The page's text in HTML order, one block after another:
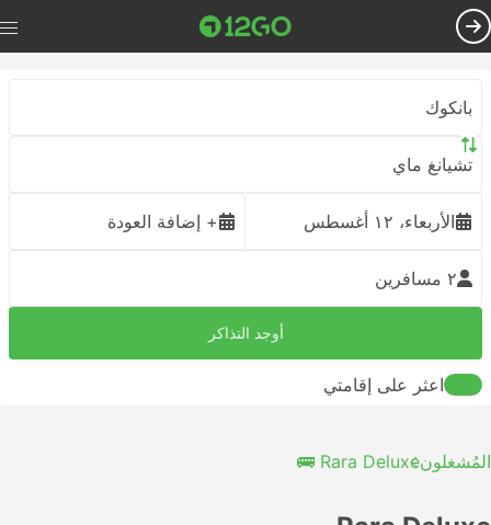
بانكوك
تشيانغ ماي
الأربعاء، ١٢ أغسطس + إضافة العودة
٢ مسافرين
أوجد التذاكر
اعثر على إقامتي
المُشغلونRara Deluxe 🚌